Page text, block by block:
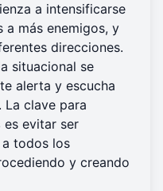
a intensificarse
a más enemigos, y
direcciones.
situacional se
alerta y escucha
La clave para
es evitar ser
todos los
y creando